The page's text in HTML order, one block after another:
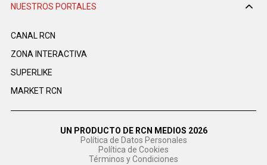
NUESTROS PORTALES
CANAL RCN
ZONA INTERACTIVA
SUPERLIKE
MARKET RCN
UN PRODUCTO DE RCN MEDIOS 2026
Política de Datos Personales
Política de Cookies
Términos y Condiciones